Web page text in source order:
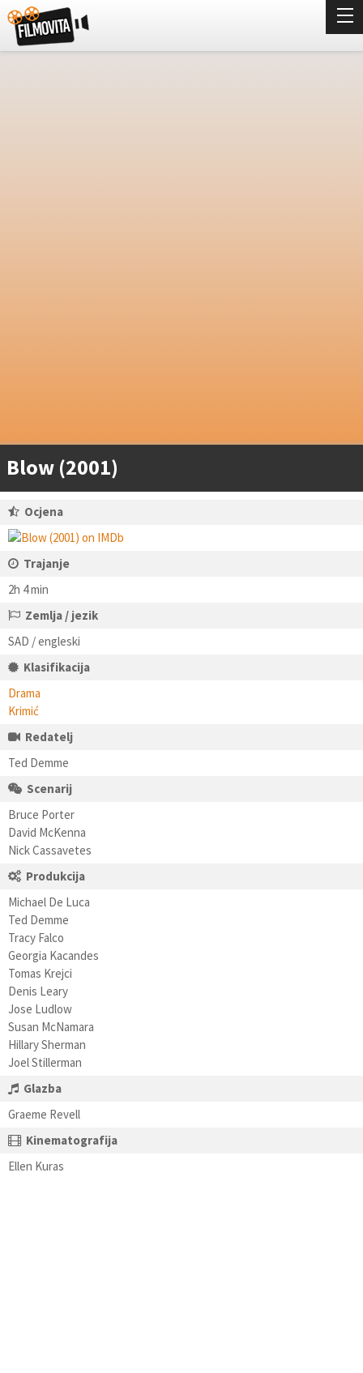
Blow (2001)
Ocjena
Trajanje
2h 4 min
Zemlja / jezik
SAD / engleski
Klasifikacija
Drama
Krimić
Redatelj
Ted Demme
Scenarij
Bruce Porter
David McKenna
Nick Cassavetes
Produkcija
Michael De Luca
Ted Demme
Tracy Falco
Georgia Kacandes
Tomas Krejci
Denis Leary
Jose Ludlow
Susan McNamara
Hillary Sherman
Joel Stillerman
Glazba
Graeme Revell
Kinematografija
Ellen Kuras